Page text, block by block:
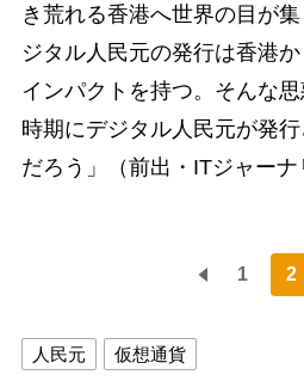
き荒れる香港へ世界の目が
ジタル人民元の発行は香港
インパクトを持つ。そんな
時期にデジタル人民元が発
だろう」（前出・ITジャーナ
1 2
人民元 仮想通貨